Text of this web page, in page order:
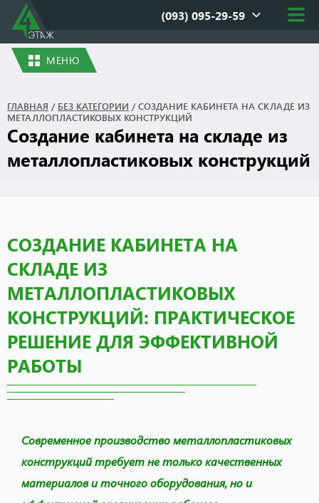
(093) 095-29-59
МЕНЮ
ГЛАВНАЯ / БЕЗ КАТЕГОРИИ /СОЗДАНИЕ КАБИНЕТА НА СКЛАДЕ ИЗ
МЕТАЛЛОПЛАСТИКОВЫХ КОНСТРУКЦИЙ
Создание кабинета на складе из
металлопластиковых конструкций
СОЗДАНИЕ КАБИНЕТА НА
СКЛАДЕ ИЗ
МЕТАЛЛОПЛАСТИКОВЫХ
КОНСТРУКЦИЙ: ПРАКТИЧЕСКОЕ
РЕШЕНИЕ ДЛЯ ЭФФЕКТИВНОЙ
РАБОТЫ
Современное производство металлопластиковых
конструкций требует не только качественных
материалов и точного оборудования, но и